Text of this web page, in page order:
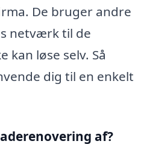
De bruger andre
netværk til de
kan løse selv. Så
dig til en enkelt
af?